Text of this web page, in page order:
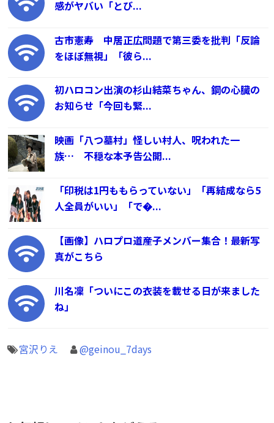
感がヤバい「とび...
古市憲寿 中居正広問題で第三委を批判「反論
をほぼ無視」「彼ら...
初ハロコン出演の杉山結菜ちゃん、鋼の心臓の
お知らせ「今回も緊...
映画「八つ墓村」怪しい村人、呪われた一
族… 不穏な本予告公開...
「印税は1円ももらっていない」「再結成なら5
人全員がいい」「で�...
【画像】ハロプロ道産子メンバー集合！最新写
真がこちら
川名凜「ついにこの衣装を載せる日が来ました
ね」
宮沢りえ @geinou_7days